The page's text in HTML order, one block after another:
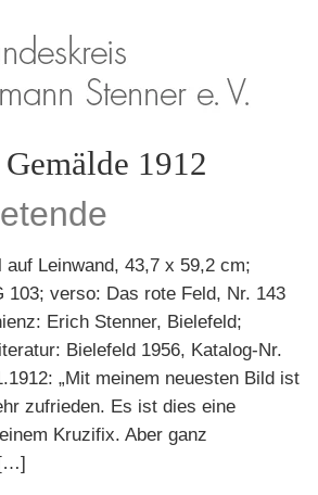
Gemälde 1912
auf Leinwand, 43,7 x 59,2 cm;
103; verso: Das rote Feld, Nr. 143
Erich Stenner, Bielefeld;
Bielefeld 1956, Katalog-Nr.
„Mit meinem neuesten Bild ist
zufrieden. Es ist dies eine
Kruzifix. Aber ganz
[…]